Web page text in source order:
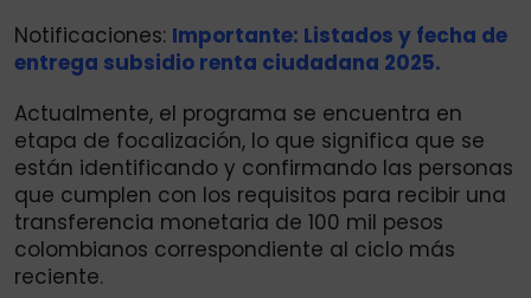
Notificaciones: Importante: Listados y fecha de
entrega subsidio renta ciudadana 2025.
Actualmente, el programa se encuentra en
etapa de focalización, lo que significa que se
están identificando y confirmando las personas
que cumplen con los requisitos para recibir una
transferencia monetaria de 100 mil pesos
colombianos correspondiente al ciclo más
reciente.